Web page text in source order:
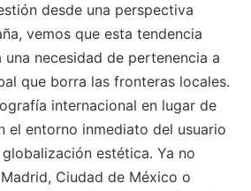
desde una perspectiva
vemos que esta tendencia
necesidad de pertenencia a
que borra las fronteras locales.
internacional en lugar de
el entorno inmediato del usuario
estética. Ya no
Ciudad de México o